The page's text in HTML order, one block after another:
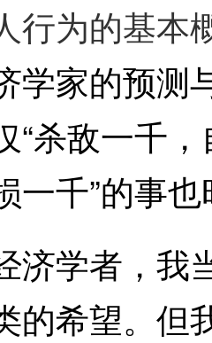
行为的基本
家的预测
“杀敌一千
一千”的事
学者，我
的希望。但